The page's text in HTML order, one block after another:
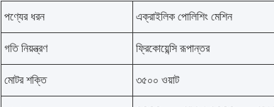
পণ্যের ধরন এক্রাইলিক পোলিশিং মেশিন
গতি নিয়ন্ত্রণ ফ্রিকোয়েন্সি রূপান্তর
মোটর শক্তি ৩৫০০ ওয়াট